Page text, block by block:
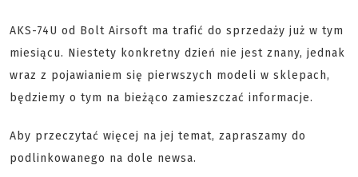
AKS-74U od Bolt Airsoft ma trafić do sprzedaży już w tym
miesiącu. Niestety konkretny dzień nie jest znany, jednak
wraz z pojawianiem się pierwszych modeli w sklepach,
będziemy o tym na bieżąco zamieszczać informacje.
Aby przeczytać więcej na jej temat, zapraszamy do
podlinkowanego na dole newsa.